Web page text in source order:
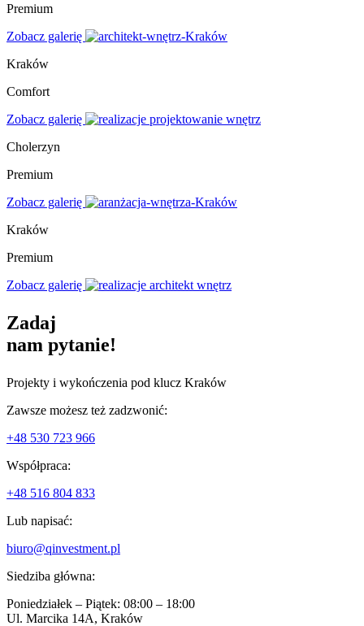
Premium
Zobacz galerię
Kraków
Comfort
Zobacz galerię
Cholerzyn
Premium
Zobacz galerię
Kraków
Premium
Zobacz galerię
Zadaj
nam pytanie!
Projekty i wykończenia pod klucz Kraków
Zawsze możesz też zadzwonić:
+48 530 723 966
Współpraca:
+48 516 804 833
Lub napisać:
biuro@qinvestment.pl
Siedziba główna:
Poniedziałek – Piątek: 08:00 – 18:00
Ul. Marcika 14A, Kraków